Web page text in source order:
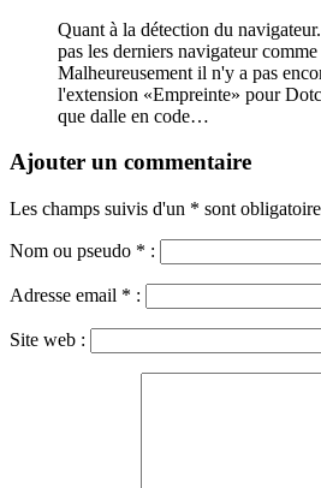
Quant à la détection du
pas les derniers navigateur
Malheureusement il n'y a pas
l'extension «Empreinte» pour
que dalle en code…
Ajouter un commentaire
Les champs suivis d'un * sont
Nom ou pseudo * :
Adresse email * :
Site web :